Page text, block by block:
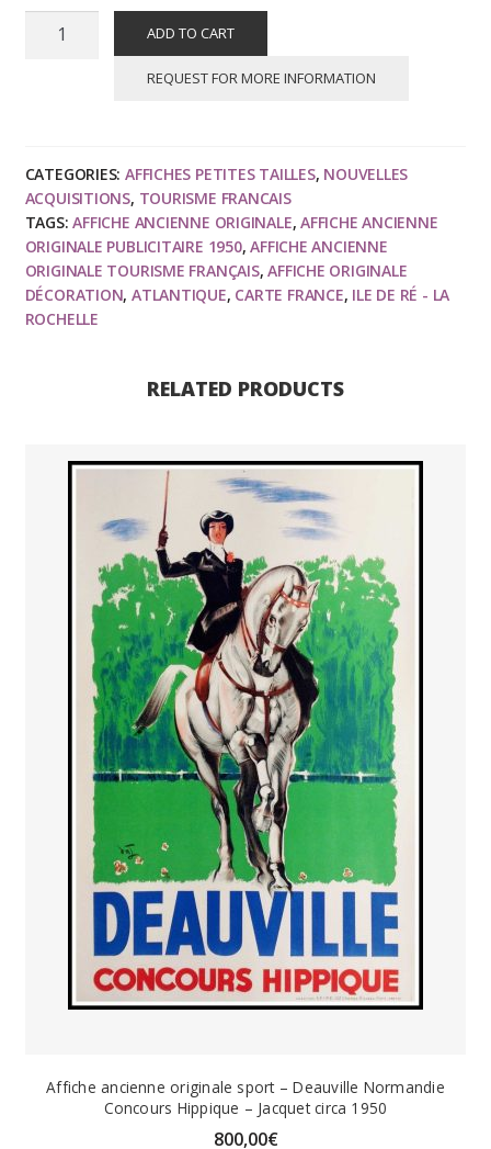
Affiche
de
Ré,
La
Rochelle,
Pertuis
Breton
Pierre
ADD TO CART
REQUEST FOR MORE INFORMATION
CATEGORIES: AFFICHES PETITES TAILLES, NOUVELLES
ACQUISITIONS, TOURISME FRANCAIS
TAGS:AFFICHE ANCIENNE ORIGINALE,AFFICHE ANCIENNE
ORIGINALE PUBLICITAIRE 1950,AFFICHE ANCIENNE
ORIGINALE TOURISME FRANÇAIS,AFFICHE ORIGINALE
DÉCORATION, ATLANTIQUE, CARTE FRANCE, ILE DE RÉ - LA
ROCHELLE
RELATED PRODUCTS
Affiche ancienne originale sport – Deauville Normandie
Concours Hippique – Jacquet circa 1950
800,00€